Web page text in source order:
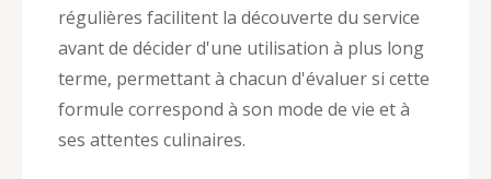
régulières facilitent la découverte du service
avant de décider d'une utilisation à plus long
terme, permettant à chacun d'évaluer si cette
formule correspond à son mode de vie et à
ses attentes culinaires.